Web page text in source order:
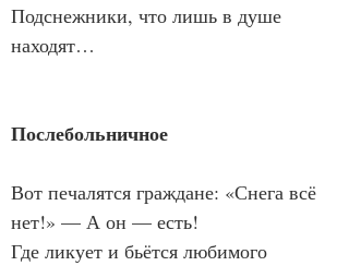
Подснежники, что лишь в душе
находят…
Послебольничное
Вот печалятся граждане: «Снега всё
нет!» — А он — есть!
Где ликует и бьётся любимого